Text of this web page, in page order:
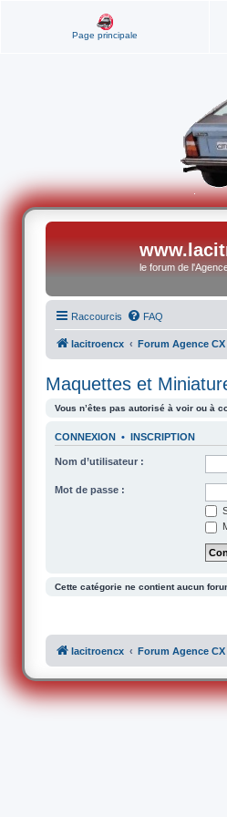
Page principale
le forum de
Raccourcis FAQ
lacitroencx Forum Agence CX
Maquettes et
Vous n’êtes pas autorisé à voir ou à
CONNEXION • INSCRIPTION
Nom d’utilisateur :
Mot de passe :
Cette catégorie ne contient aucun
lacitroencx Forum Agence CX